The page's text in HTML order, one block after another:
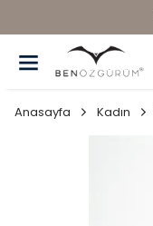
1000
Anasayfa Kadın